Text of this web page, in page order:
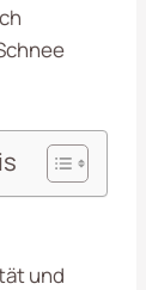
und